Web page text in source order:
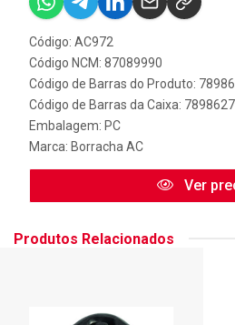
Código: AC972
Código NCM: 87089990
Código de Barras do Produto:
Código de Barras da Caixa:
Embalagem: PC
Marca: Borracha AC
Ver
Produtos Relacionados